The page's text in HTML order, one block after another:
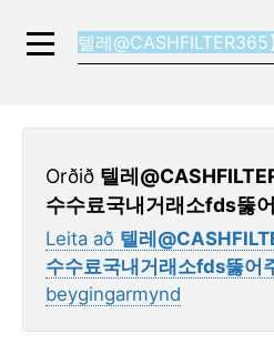
Orðið 텔레
수수료국내거래소fds뚫
Leita að 텔레
수수료국내거래소fds뚫어
beygingarmynd